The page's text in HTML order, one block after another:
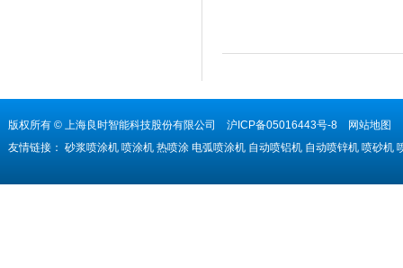
版权所有 © 上海良时智能科技股份有限公司 沪ICP备05016443号-8
网站地图
友情链接： 砂浆喷涂机 喷涂机 热喷涂 电弧喷涂机 自动喷铝机 自动喷锌机 喷砂机